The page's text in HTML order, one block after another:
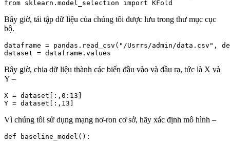
Bây giờ, tải tập dữ liệu của chúng tôi được lưu trong thư mục cục
bộ.
dataframe = pandas.read_csv("/Usrrs/admin/data.csv",
Bây giờ, chia dữ liệu thành các biến đầu vào và đầu ra, tức là X và
Y –
X = dataset[:,0:13]
Vì chúng tôi sử dụng mạng nơ-ron cơ sở, hãy xác định mô hình –